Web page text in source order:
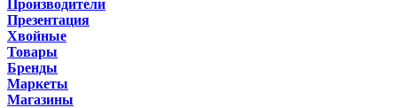
Производители
Презентация
Хвойные
Товары
Бренды
Маркеты
Магазины